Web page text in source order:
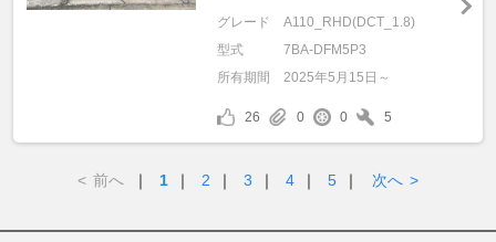
グレード
A110_RHD(DCT_1.8)
型式
7BA-DFM5P3
所有期間
2025年5月15日～
26 0 0 5
< 前へ ｜ 1 ｜ 2 ｜ 3 ｜ 4 ｜ 5 ｜ 次へ >